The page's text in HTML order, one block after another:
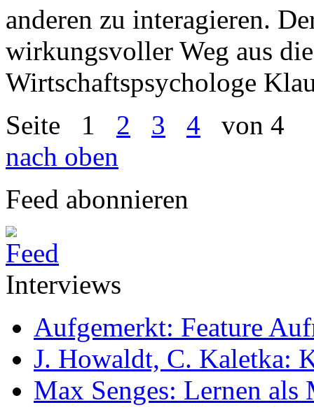
anderen zu interagieren.
wirkungsvoller Weg aus
Wirtschaftspsychologe
Seite 1 2 3 4 von 4
nach oben
Feed abonnieren
Interviews
Aufgemerkt: Feature
J. Howaldt, C. Kaletka:
Max Senges: Lernen als